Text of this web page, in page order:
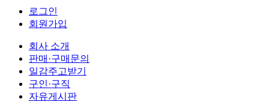
로그인
회원가입
회사 소개
판매·구매문의
일감주고받기
구인·구직
자유게시판